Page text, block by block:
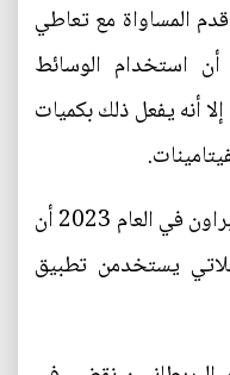
المساواة مع تعاطي
استخدام الوسائط
أنه يفعل ذلك بكميات
ومع ذلك وجد بحث أجرته جامعة براون في العام 2023 أن
يستخدمن تطبيق